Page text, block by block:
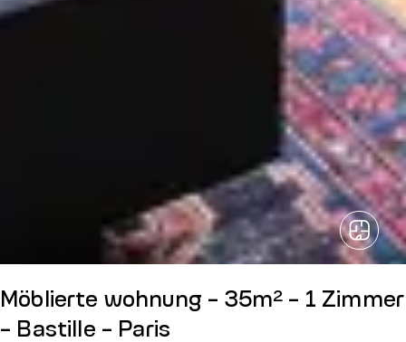
Möblierte wohnung - 35m² - 1 Zimmer
- Bastille - Paris